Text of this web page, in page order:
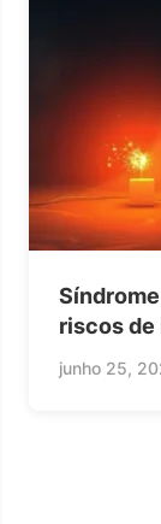
riscos
junho 25,